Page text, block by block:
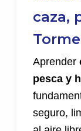
caza,
Aprender
pesca y
seguro,